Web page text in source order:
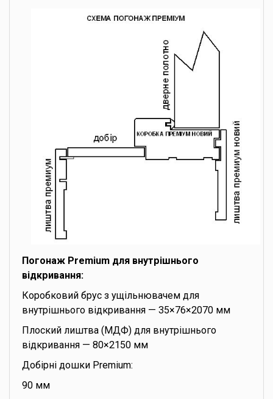
Погонаж Premium для внутрішнього
відкривання:
Коробковий брус з ущільнювачем для
внутрішнього відкривання — 35×76×2070 мм
Плоский лиштва (МДФ) для внутрішнього
відкривання — 80×2150 мм
Добірні дошки Premium:
90 мм